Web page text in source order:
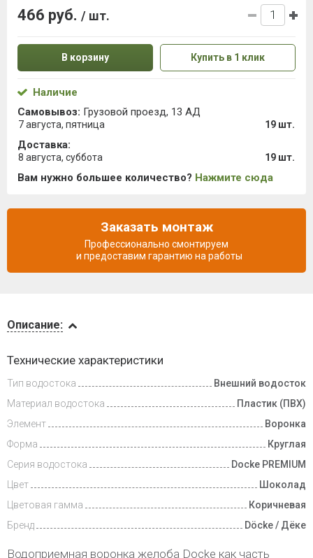
и оплата
Описание:
Технические характеристики
Тип водостока
Внешний водосток
Материал водостока
Пластик (ПВХ)
Элемент
Воронка
Форма
Круглая
Серия водостока
Docke PREMIUM
Цвет
Шоколад
Цветовая гамма
Коричневая
Бренд
Döcke / Дёке
Водоприемная воронка желоба Docke как часть
466 руб. / шт.
В корзину Купить в 1 клик
Наличие
Самовывоз: Грузовой проезд, 13 АД
7 августа, пятница 19 шт.
Доставка:
8 августа, суббота 19 шт.
Вам нужно большее количество? Нажмите сюда
Заказать монтаж
Профессионально смонтируем
и предоставим гарантию на работы